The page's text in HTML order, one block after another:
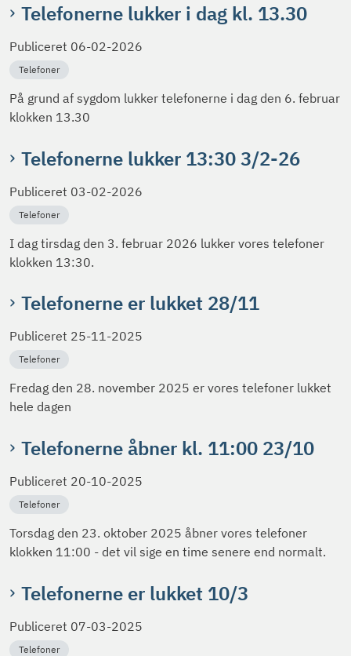
Telefonerne lukker i dag kl. 13.30
Publiceret 06-02-2026
Telefoner
På grund af sygdom lukker telefonerne i dag den 6. februar
klokken 13.30
Telefonerne lukker 13:30 3/2-26
Publiceret 03-02-2026
Telefoner
I dag tirsdag den 3. februar 2026 lukker vores telefoner
klokken 13:30.
Telefonerne er lukket 28/11
Publiceret 25-11-2025
Telefoner
Fredag den 28. november 2025 er vores telefoner lukket
hele dagen
Telefonerne åbner kl. 11:00 23/10
Publiceret 20-10-2025
Telefoner
Torsdag den 23. oktober 2025 åbner vores telefoner
klokken 11:00 - det vil sige en time senere end normalt.
Telefonerne er lukket 10/3
Publiceret 07-03-2025
Telefoner